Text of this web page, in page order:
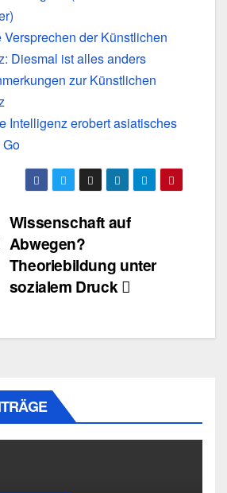
Versprechen der Künstlichen
Diesmal ist alles anders
zur Künstlichen
Intelligenz erobert asiatisches
Wissenschaft auf
Abwegen?
Theoriebildung unter
sozialem Druck